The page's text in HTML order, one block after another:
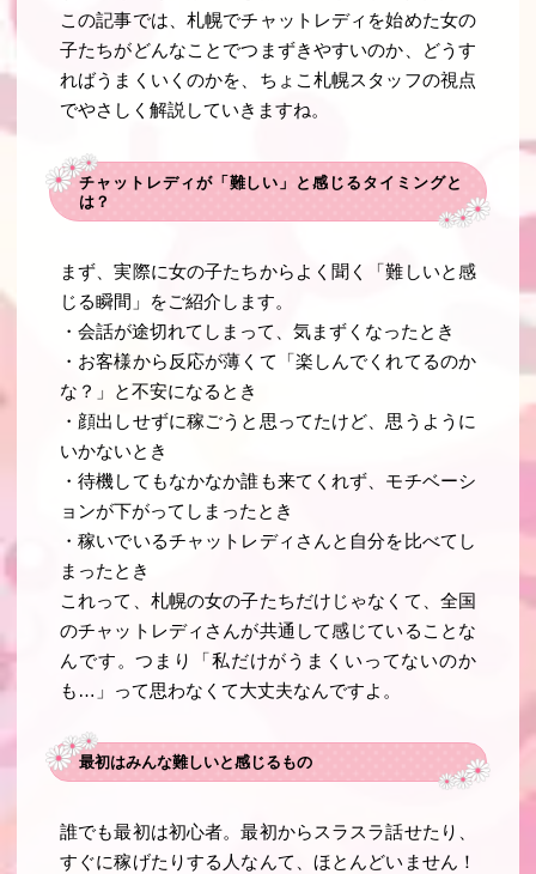
この記事では、札幌でチャットレディを始めた女の
子たちがどんなことでつまずきやすいのか、どうす
ればうまくいくのかを、ちょこ札幌スタッフの視点
でやさしく解説していきますね。
チャットレディが「難しい」と感じるタイミングと
は？
まず、実際に女の子たちからよく聞く「難しいと感
じる瞬間」をご紹介します。
・会話が途切れてしまって、気まずくなったとき
・お客様から反応が薄くて「楽しんでくれてるのか
な？」と不安になるとき
・顔出しせずに稼ごうと思ってたけど、思うように
いかないとき
・待機してもなかなか誰も来てくれず、モチベーシ
ョンが下がってしまったとき
・稼いでいるチャットレディさんと自分を比べてし
まったとき
これって、札幌の女の子たちだけじゃなくて、全国
のチャットレディさんが共通して感じていることな
んです。つまり「私だけがうまくいってないのか
も…」って思わなくて大丈夫なんですよ。
最初はみんな難しいと感じるもの
誰でも最初は初心者。最初からスラスラ話せたり、
すぐに稼げたりする人なんて、ほとんどいません！